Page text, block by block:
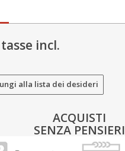
tasse incl.
alla lista dei desideri
ACQUISTI
SENZA PENSIERI